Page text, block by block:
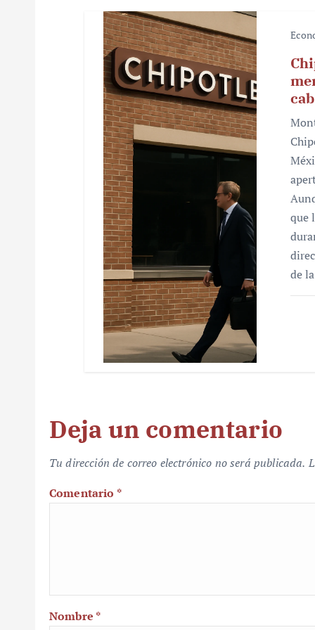
que
de
Deja un comentario
Tu dirección de correo electrónico no será publicada.
Comentario *
Nombre *